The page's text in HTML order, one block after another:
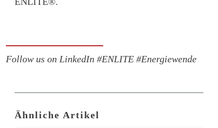
Follow us on LinkedIn #ENLITE #Energiewende
Ähnliche Artikel